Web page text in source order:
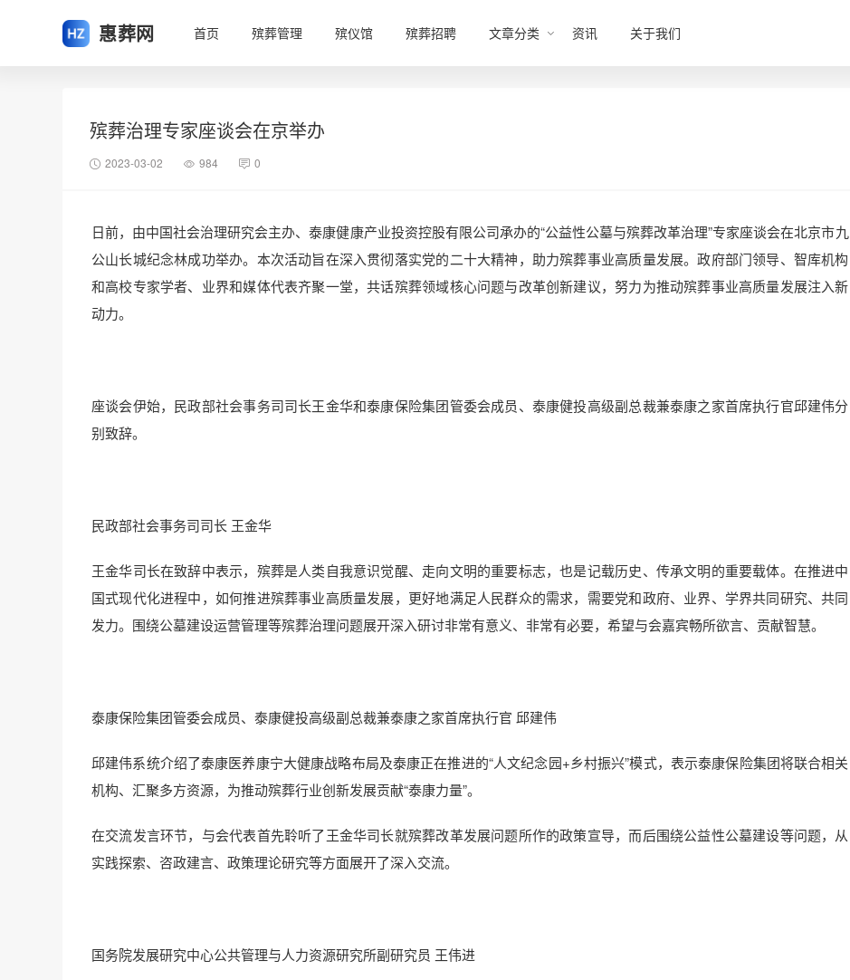
惠葬网 首页 殡葬管理 殡仪馆 殡葬招聘 文章分类 资讯 关于我们
殡葬治理专家座谈会在京举办
2023-03-02 984 0
日前，由中国社会治理研究会主办、泰康健康产业投资控股有限公司承办的“公益性公墓与殡葬改革治理”专家座谈会在北京市九
公山长城纪念林成功举办。本次活动旨在深入贯彻落实党的二十大精神，助力殡葬事业高质量发展。政府部门领导、智库机构
和高校专家学者、业界和媒体代表齐聚一堂，共话殡葬领域核心问题与改革创新建议，努力为推动殡葬事业高质量发展注入新
动力。
座谈会伊始，民政部社会事务司司长王金华和泰康保险集团管委会成员、泰康健投高级副总裁兼泰康之家首席执行官邱建伟分
别致辞。
民政部社会事务司司长 王金华
王金华司长在致辞中表示，殡葬是人类自我意识觉醒、走向文明的重要标志，也是记载历史、传承文明的重要载体。在推进中
国式现代化进程中，如何推进殡葬事业高质量发展，更好地满足人民群众的需求，需要党和政府、业界、学界共同研究、共同
发力。围绕公墓建设运营管理等殡葬治理问题展开深入研讨非常有意义、非常有必要，希望与会嘉宾畅所欲言、贡献智慧。
泰康保险集团管委会成员、泰康健投高级副总裁兼泰康之家首席执行官 邱建伟
邱建伟系统介绍了泰康医养康宁大健康战略布局及泰康正在推进的“人文纪念园+乡村振兴”模式，表示泰康保险集团将联合相关
机构、汇聚多方资源，为推动殡葬行业创新发展贡献“泰康力量”。
在交流发言环节，与会代表首先聆听了王金华司长就殡葬改革发展问题所作的政策宣导，而后围绕公益性公墓建设等问题，从
实践探索、咨政建言、政策理论研究等方面展开了深入交流。
国务院发展研究中心公共管理与人力资源研究所副研究员 王伟进